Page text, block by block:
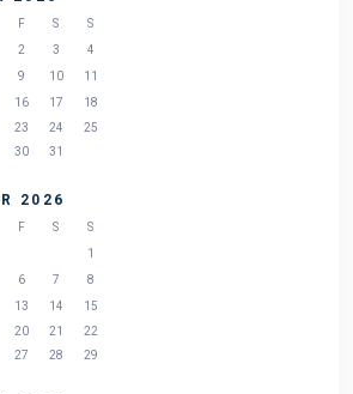
F S
S
2 3
4
9 10
11
16 17
18
23 24
25
30 31
2026
F S
S
1
6 7
8
13 14
15
20 21
22
27 28
29